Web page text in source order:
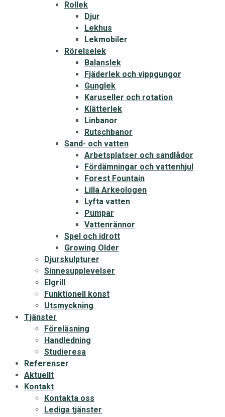
Rollek
Djur
Lekhus
Lekmobiler
Rörelselek
Balanslek
Fjäderlek och vippgungor
Gunglek
Karuseller och rotation
Klätterlek
Linbanor
Rutschbanor
Sand- och vatten
Arbetsplatser och sandlådor
Fördämningar och vattenhjul
Forest Fountain
Lilla Arkeologen
Lyfta vatten
Pumpar
Vattenrännor
Spel och idrott
Growing Older
Djurskulpturer
Sinnesupplevelser
Elgrill
Funktionell konst
Utsmyckning
Tjänster
Föreläsning
Handledning
Studieresa
Referenser
Aktuellt
Kontakt
Kontakta oss
Lediga tjänster